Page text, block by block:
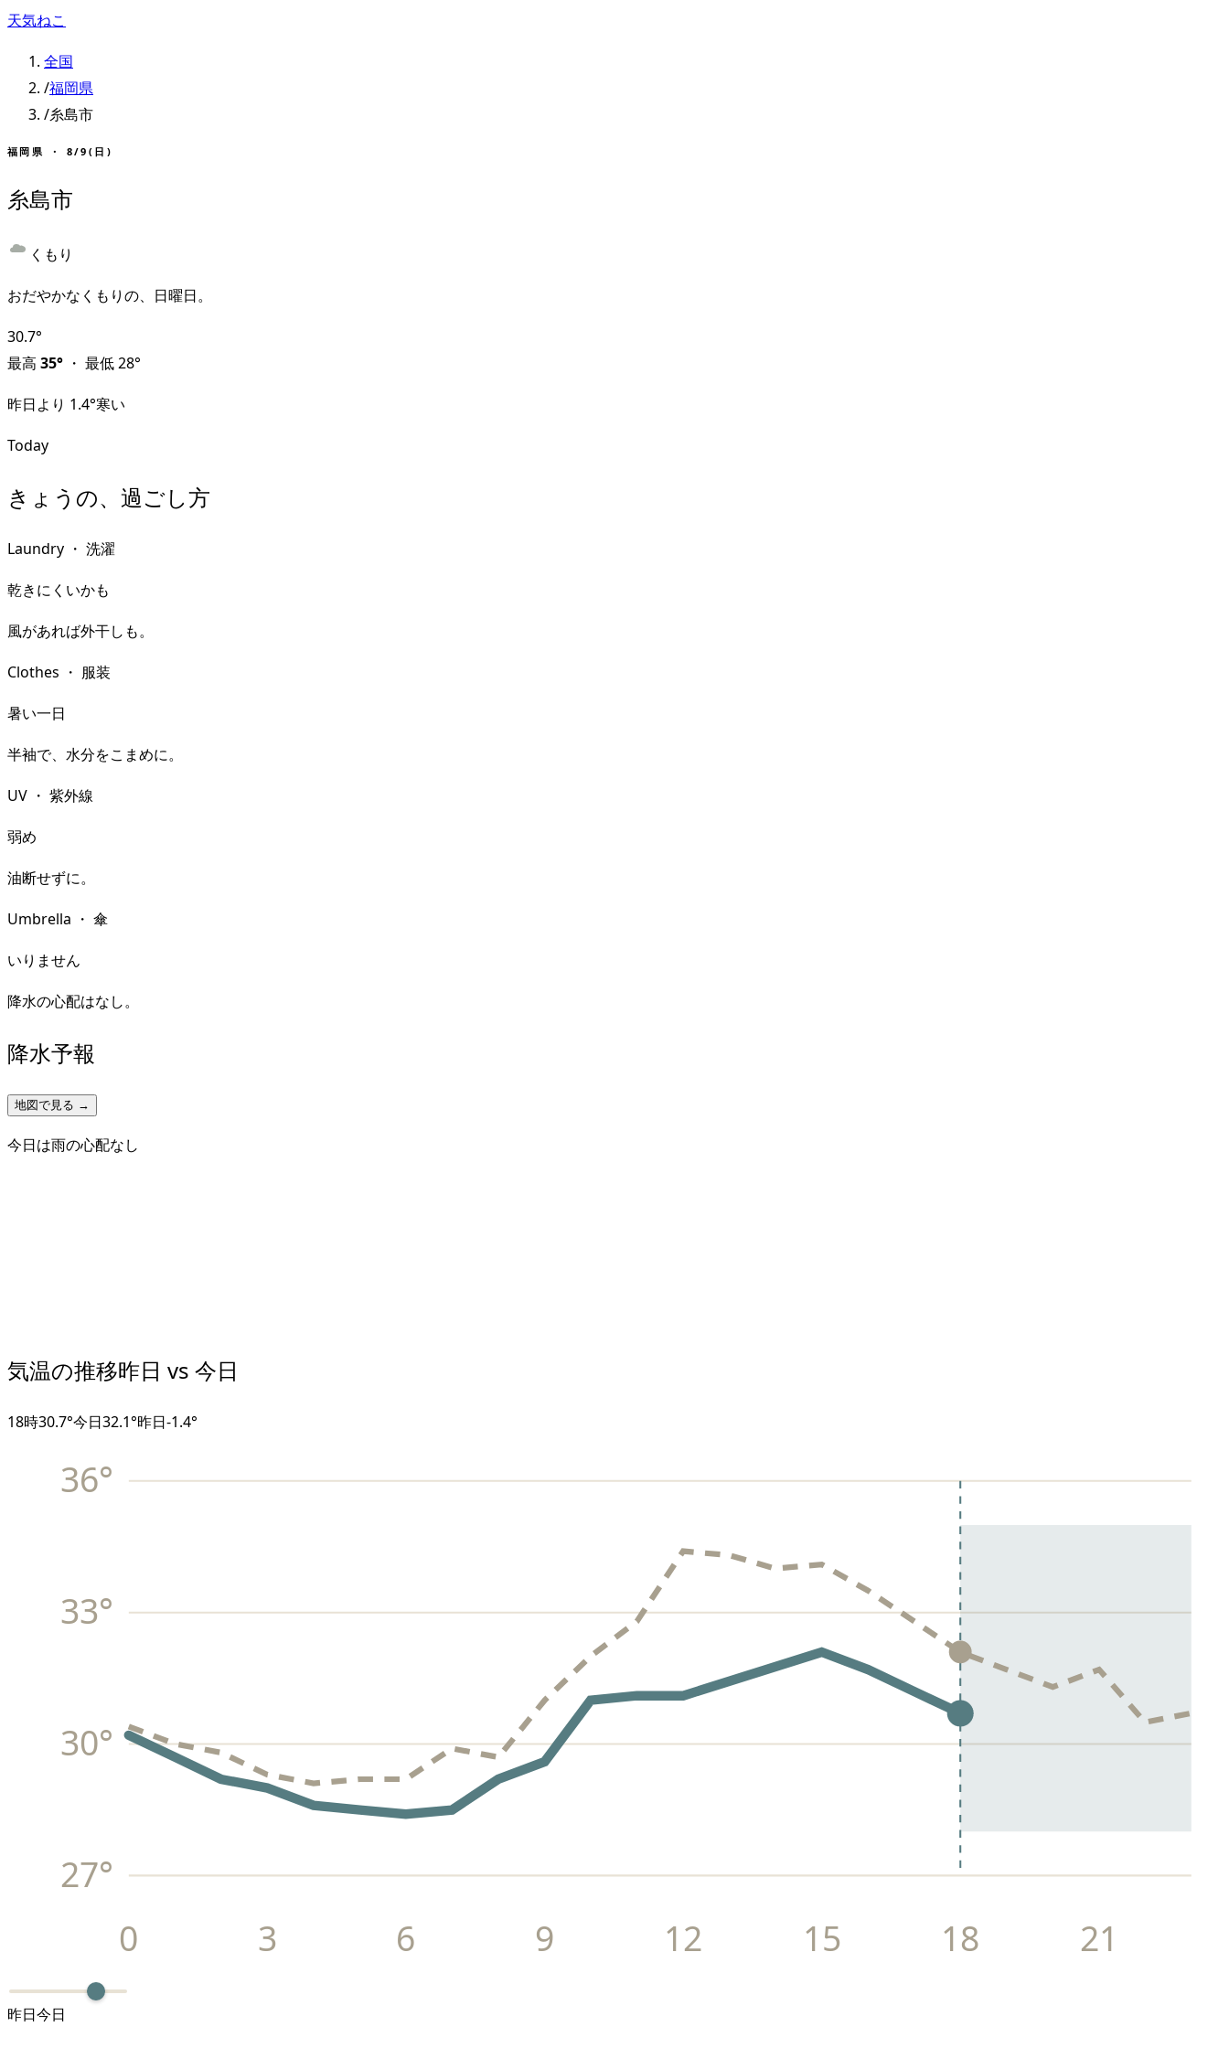
天気ねこ
全国
/福岡県
/糸島市
福岡県 ・ 8/9(日)
糸島市
くもり
おだやかなくもりの、日曜日。
30.7°
最高 35° ・ 最低28°
昨日より 1.4°寒い
Today
きょうの、過ごし方
Laundry ・ 洗濯
乾きにくいかも
風があれば外干しも。
Clothes ・ 服装
暑い一日
半袖で、水分をこまめに。
UV ・ 紫外線
弱め
油断せずに。
Umbrella ・ 傘
いりません
降水の心配はなし。
降水予報
地図で見る →
今日は雨の心配なし
気温の推移昨日 vs 今日
18時30.7°今日32.1°昨日-1.4°
27°
30°
33°
36°
0 3 6 9 12 15 18 21
昨日今日